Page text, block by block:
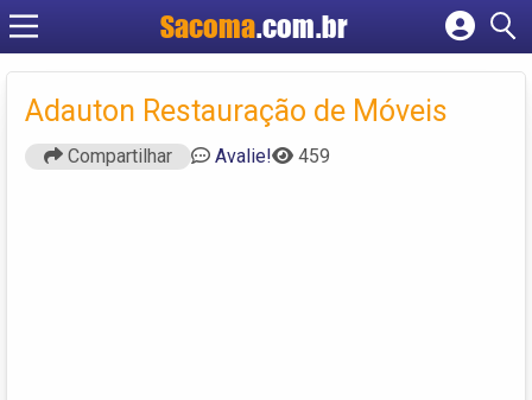
Sacoma.com.br
Cadastrar empresa
Fazer login
Criar conta
Adauton Restauração de Móveis
Compartilhar Avalie! 459